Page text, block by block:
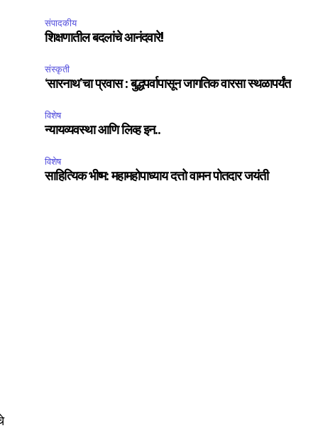
संपादकीय
शिक्षणातील बदलांचे आनंदवारे!
संस्कृती
‘सारनाथ’चा प्रवास : बुद्धपर्वापासून जागतिक वारसा स्थळापर्यंत
विशेष
न्यायव्यवस्था आणि लिव्ह इन..
विशेष
साहित्यिक भीष्म: महामहोपाध्याय दत्तो वामन पोतदार जयंती